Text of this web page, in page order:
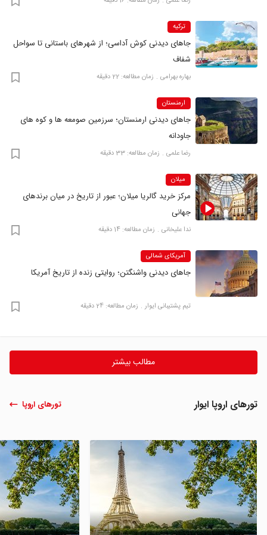
ترکیه
جاهای دیدنی کوش آداسی؛ از شهرهای باستانی تا سواحل
شفاف
بهاره بهرامی زمان مطالعه: 22 دقیقه
ارمنستان
جاهای دیدنی ارمنستان؛ سرزمین صومعه ها و کوه های
جاودانه
رضا علمی زمان مطالعه: 33 دقیقه
میلان
مرکز خرید گالریا میلان؛ عبور از تاریخ در میان برندهای
جهانی
ندا علیخانی زمان مطالعه: 14 دقیقه
آمریکای شمالی
جاهای دیدنی واشنگتن؛ روایتی زنده از تاریخ آمریکا
تیم پشتیبانی ایوار زمان مطالعه: 24 دقیقه
مطالب بیشتر
تورهای اروپا ایوار تورهای اروپا